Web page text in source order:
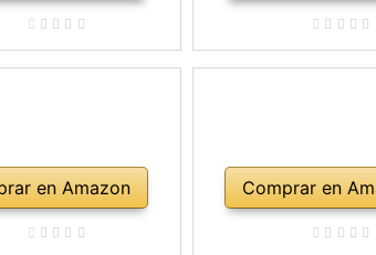
en Amazon Comprar en